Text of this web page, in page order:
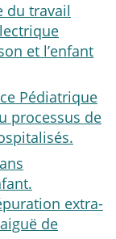
du travail
et l’enfant
Pédiatrique
processus de
extra-
de